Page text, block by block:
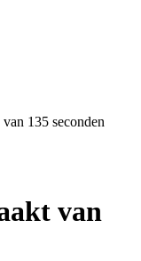
135 seconden
van